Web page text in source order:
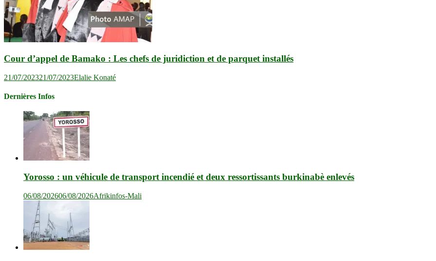
Cour d’appel de Bamako : Les chefs de juridiction et de parquet installés
21/07/202321/07/2023Elalie Konaté
Dernières Infos
Yorosso : un véhicule de transport incendié et deux ressortissants burkinabè enlevés
06/08/202606/08/2026Afrikinfos-Mali